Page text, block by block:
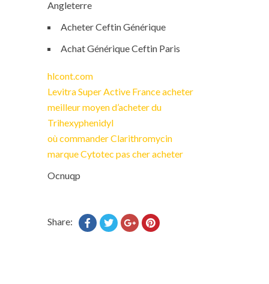
Angleterre
Acheter Ceftin Générique
Achat Générique Ceftin Paris
hlcont.com
Levitra Super Active France acheter
meilleur moyen d’acheter du
Trihexyphenidyl
où commander Clarithromycin
marque Cytotec pas cher acheter
Ocnuqp
Share: